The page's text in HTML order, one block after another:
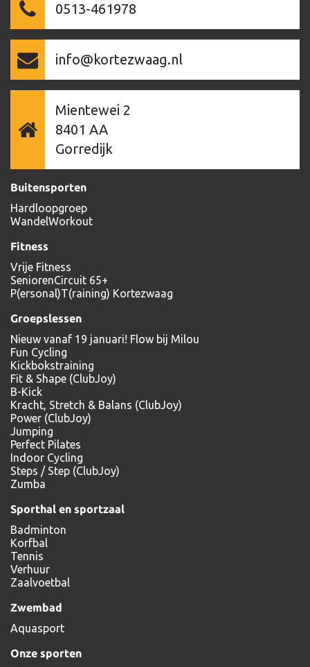
0513-461978
info@kortezwaag.nl
Mientewei 2
8401 AA
Gorredijk
Buitensporten
Hardloopgroep
WandelWorkout
Fitness
Vrije Fitness
SeniorenCircuit 65+
P(ersonal)T(raining) Kortezwaag
Groepslessen
Nieuw vanaf 19 januari! Flow bij Milou
Fun Cycling
Kickbokstraining
Fit & Shape (ClubJoy)
B-Kick
Kracht, Stretch & Balans (ClubJoy)
Power (ClubJoy)
Jumping
Perfect Pilates
Indoor Cycling
Steps / Step (ClubJoy)
Zumba
Sporthal en sportzaal
Badminton
Korfbal
Tennis
Verhuur
Zaalvoetbal
Zwembad
Aquasport
Onze sporten